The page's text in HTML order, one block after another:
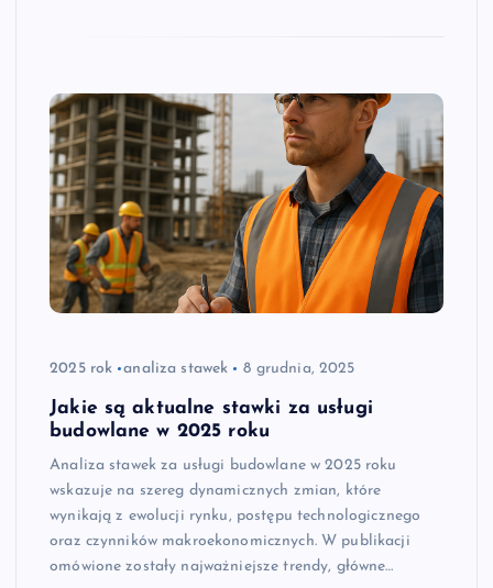
2025 rok analiza stawek 8 grudnia, 2025
Jakie są aktualne stawki za usługi
budowlane w 2025 roku
Analiza stawek za usługi budowlane w 2025 roku
wskazuje na szereg dynamicznych zmian, które
wynikają z ewolucji rynku, postępu technologicznego
oraz czynników makroekonomicznych. W publikacji
omówione zostały najważniejsze trendy, główne…